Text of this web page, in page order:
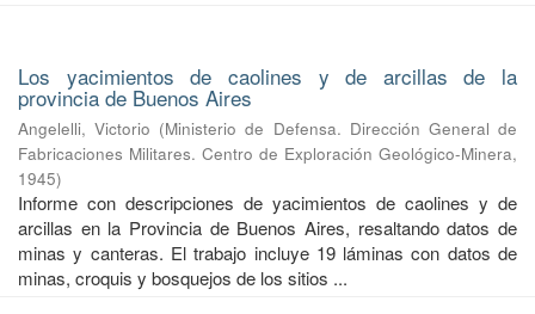
Los yacimientos de caolines y de arcillas de la
provincia de Buenos Aires
Angelelli, Victorio (Ministerio de Defensa. Dirección General de
Fabricaciones Militares. Centro de Exploración Geológico-Minera,
1945)
Informe con descripciones de yacimientos de caolines y de
arcillas en la Provincia de Buenos Aires, resaltando datos de
minas y canteras. El trabajo incluye 19 láminas con datos de
minas, croquis y bosquejos de los sitios ...